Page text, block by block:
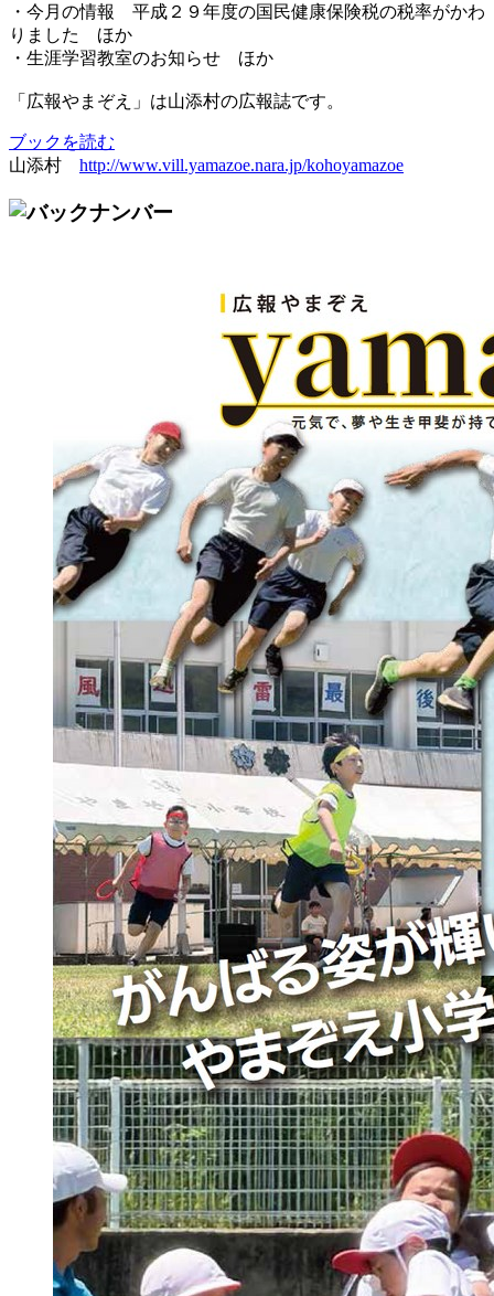
・今月の情報 平成２９年度の国民健康保険税の税率がかわ
りました ほか
・生涯学習教室のお知らせ ほか
「広報やまぞえ」は山添村の広報誌です。
ブックを読む
山添村 http://www.vill.yamazoe.nara.jp/kohoyamazoe